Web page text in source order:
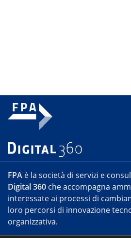
FPA è la società di servizi e
Digital 360 che accompagna
interessate ai processi di
loro percorsi di innovazione
organizzativa.